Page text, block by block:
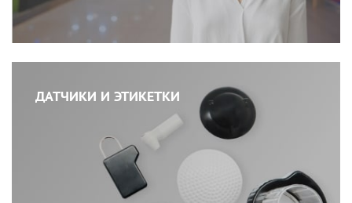
ДАТЧИКИ И ЭТИКЕТКИ